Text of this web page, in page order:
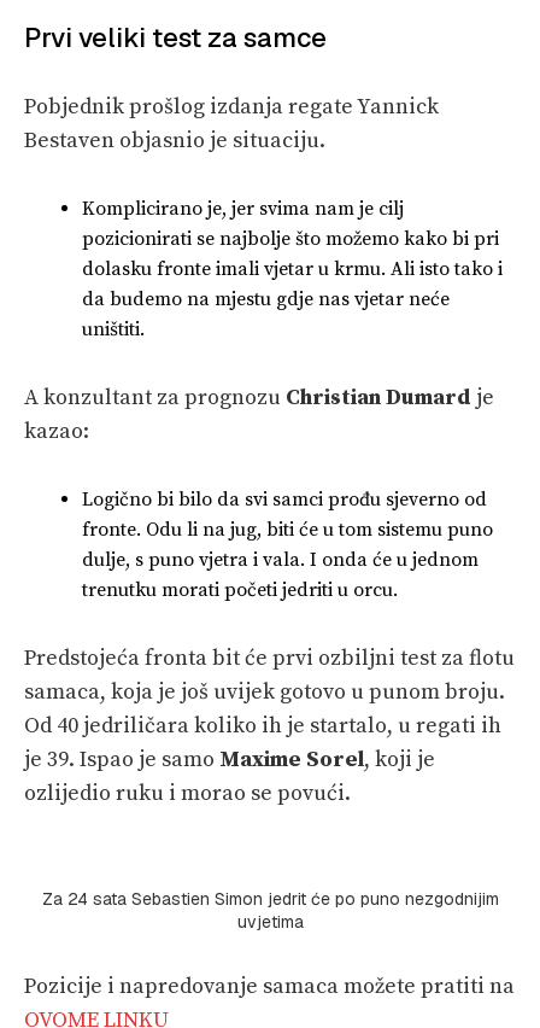
Prvi veliki test za samce
Pobjednik prošlog izdanja regate Yannick
Bestaven objasnio je situaciju.
Komplicirano je, jer svima nam je cilj
pozicionirati se najbolje što možemo kako bi pri
dolasku fronte imali vjetar u krmu. Ali isto tako i
da budemo na mjestu gdje nas vjetar neće
uništiti.
A konzultant za prognozu Christian Dumard je
kazao:
Logično bi bilo da svi samci prođu sjeverno od
fronte. Odu li na jug, biti će u tom sistemu puno
dulje, s puno vjetra i vala. I onda će u jednom
trenutku morati početi jedriti u orcu.
Predstojeća fronta bit će prvi ozbiljni test za flotu
samaca, koja je još uvijek gotovo u punom broju.
Od 40 jedriličara koliko ih je startalo, u regati ih
je 39. Ispao je samo Maxime Sorel, koji je
ozlijedio ruku i morao se povući.
Za 24 sata Sebastien Simon jedrit će po puno nezgodnijim
uvjetima
Pozicije i napredovanje samaca možete pratiti na
OVOME LINKU